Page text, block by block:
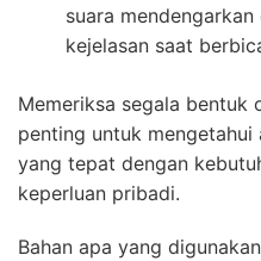
suara
kejelasan saat
Memeriksa segala bentuk
penting untuk mengetahui
yang tepat dengan
keperluan pribadi.
Bahan apa yang